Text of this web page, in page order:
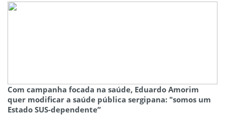
Com campanha focada na saúde, Eduardo Amorim
quer modificar a saúde pública sergipana: "somos um
Estado SUS-dependente”